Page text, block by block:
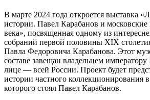
В марте 2024 года откроется выставка
истории. Павел Карабанов и
века», посвященная одному из
собраний первой половины XIX
Павла Федоровича Карабанова. Этот
составе завещан владельцем
лице — всей России. Проект будет
истории частного коллекционирования
которого стоял Павел Карабанов.